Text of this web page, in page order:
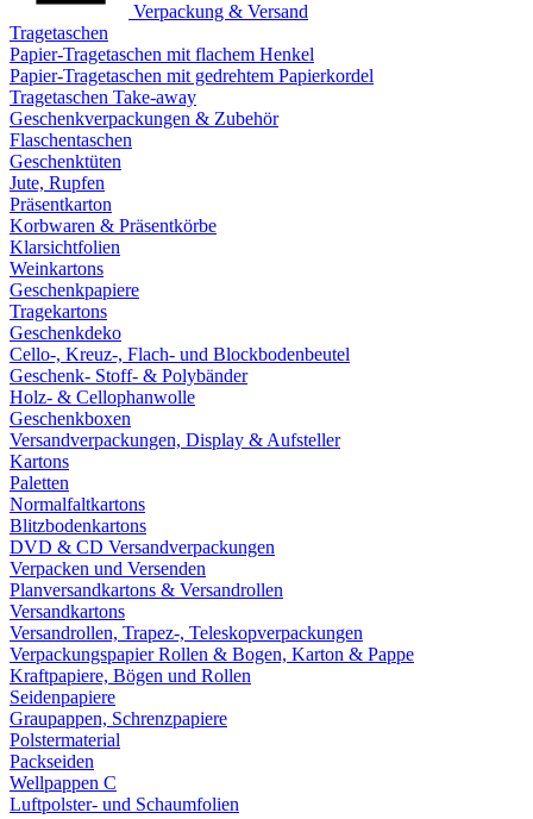
Verpackung & Versand
Tragetaschen
Papier-Tragetaschen mit flachem Henkel
Papier-Tragetaschen mit gedrehtem Papierkordel
Tragetaschen Take-away
Geschenkverpackungen & Zubehör
Flaschentaschen
Geschenktüten
Jute, Rupfen
Präsentkarton
Korbwaren & Präsentkörbe
Klarsichtfolien
Weinkartons
Geschenkpapiere
Tragekartons
Geschenkdeko
Cello-, Kreuz-, Flach- und Blockbodenbeutel
Geschenk- Stoff- & Polybänder
Holz- & Cellophanwolle
Geschenkboxen
Versandverpackungen, Display & Aufsteller
Kartons
Paletten
Normalfaltkartons
Blitzbodenkartons
DVD & CD Versandverpackungen
Verpacken und Versenden
Planversandkartons & Versandrollen
Versandkartons
Versandrollen, Trapez-, Teleskopverpackungen
Verpackungspapier Rollen & Bogen, Karton & Pappe
Kraftpapiere, Bögen und Rollen
Seidenpapiere
Graupappen, Schrenzpapiere
Polstermaterial
Packseiden
Wellpappen C
Luftpolster- und Schaumfolien